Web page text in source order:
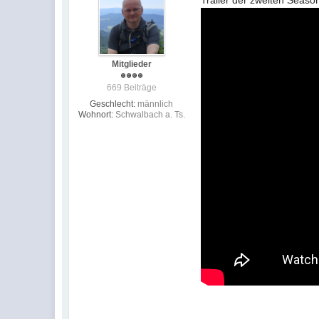
Mitglieder
669 Beiträge
Geschlecht: männlich
Wohnort: Schwalbach a. Ts.